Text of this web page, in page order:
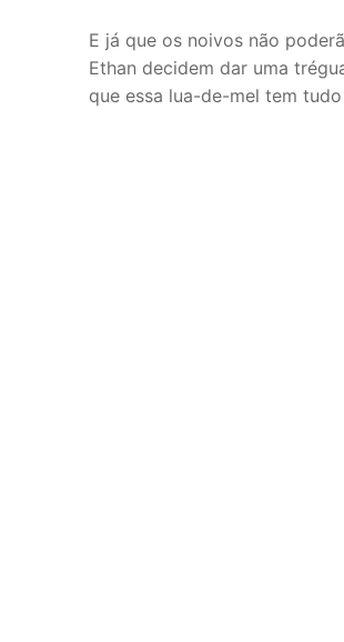
E já que os noivos não
Ethan decidem dar uma
que essa lua-de-mel tem